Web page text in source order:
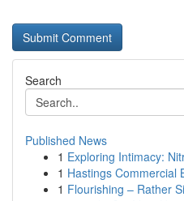
Search
Published News
1 Exploring Intimacy:
1 Hastings Commercial
1 Flourishing – Rather